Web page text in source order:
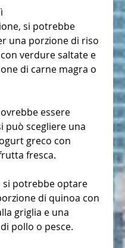
si potrebbe
una porzione di riso
verdure saltate e
di carne magra o
essere
può scegliere una
greco con
fresca.
si potrebbe optare
di quinoa con
griglia e una
pollo o pesce.